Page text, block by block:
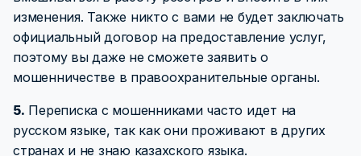
изменения. Также никто с вами не будет заключать
официальный договор на предоставление услуг,
поэтому вы даже не сможете заявить о
мошенничестве в правоохранительные органы.
5. Переписка с мошенниками часто идет на
русском языке, так как они проживают в других
странах и не знаю казахского языка.